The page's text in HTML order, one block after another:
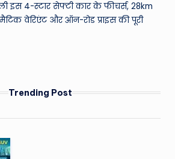
इस 4-स्टार सेफ्टी कार के फीचर्स, 28km
वेरिएंट और ऑन-रोड प्राइस की पूरी
Trending Post